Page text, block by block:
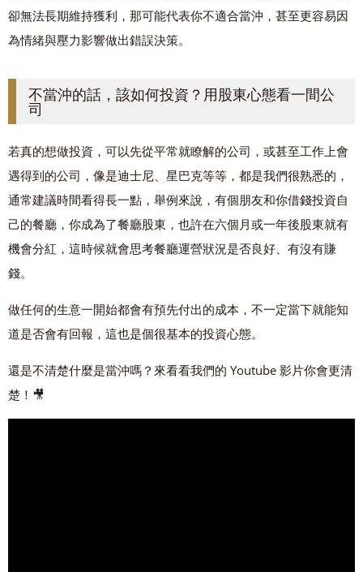
卻無法長期維持獲利，那可能代表你不適合當沖，甚至更容易因
為情緒與壓力影響做出錯誤決策。
不當沖的話，該如何投資？用股東心態看一間公
司
若真的想做投資，可以先從平常就瞭解的公司，或甚至工作上會
遇得到的公司，像是迪士尼、星巴克等等，都是我們很熟悉的，
通常建議時間看得長一點，舉例來說，有個朋友和你借錢投資自
己的餐廳，你成為了餐廳股東，也許在六個月或一年後股東就有
機會分紅，這時候就會思考餐廳運營狀況是否良好、有沒有賺
錢。
做任何的生意一開始都會有預先付出的成本，不一定當下就能知
道是否會有回報，這也是個很基本的投資心態。
還是不清楚什麼是當沖嗎？來看看我們的 Youtube 影片你會更清
楚！🎥